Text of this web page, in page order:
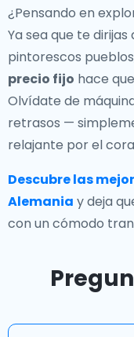
¿Pensando en
Ya sea que te
pintorescos
precio fijo hace
Olvídate de
retrasos —
relajante por el
Descubre las
Alemania y deja
con un cómodo